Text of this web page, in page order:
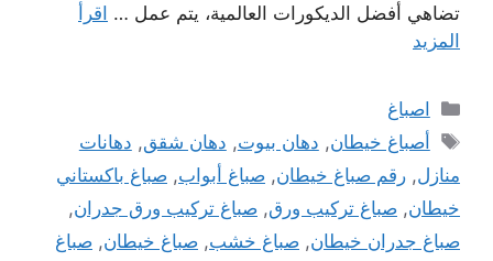
تضاهي أفضل الديكورات العالمية، يتم عمل … اقرأ
المزيد
التصنيفات
اصباغ
الوسوم
أصباغ خيطان, دهان بيوت, دهان شقق, دهانات
منازل, رقم صباغ خيطان, صباغ أبواب, صباغ باكستاني
خيطان, صباغ تركيب ورق, صباغ تركيب ورق جدران,
صباغ جدران خيطان, صباغ خشب, صباغ خيطان, صباغ